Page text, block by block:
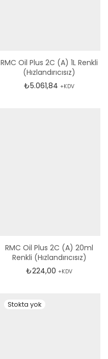
RMC Oil Plus 2C (A) 1L Renkli
(Hızlandırıcısız)
₺5.061,84 +KDV
RMC Oil Plus 2C (A) 20ml
Renkli (Hızlandırıcısız)
₺224,00 +KDV